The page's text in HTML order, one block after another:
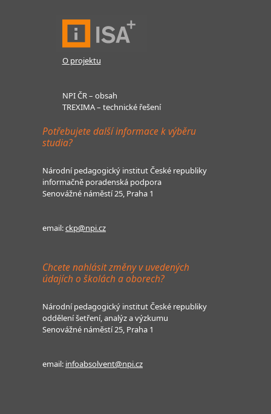
O projektu
NPI ČR – obsah
TREXIMA – technické řešení
Potřebujete další informace k výběru
studia?
Národní pedagogický institut České republiky
informačně poradenská podpora
Senovážné náměstí 25, Praha 1
email:ckp@npi.cz
Chcete nahlásit změny v uvedených
údajích o školách a oborech?
Národní pedagogický institut České republiky
oddělení šetření, analýz a výzkumu
Senovážné náměstí 25, Praha 1
email: infoabsolvent@npi.cz